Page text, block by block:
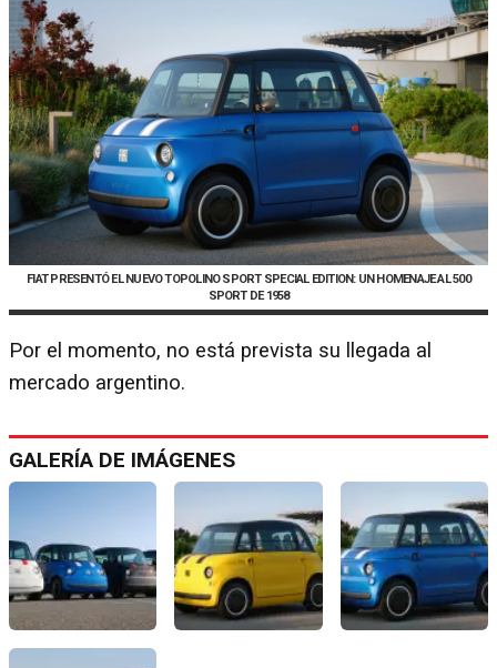
FIAT PRESENTÓ EL NUEVO TOPOLINO SPORT SPECIAL EDITION: UN HOMENAJE AL 500
SPORT DE 1958
Por el momento, no está prevista su llegada al
mercado argentino.
GALERÍA DE IMÁGENES